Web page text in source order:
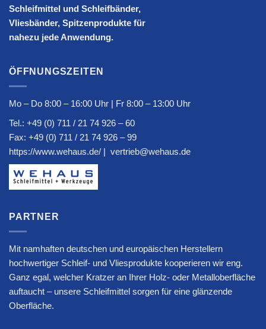
Schleifmittel und Schleifbänder,
Vliesbänder, Spitzenprodukte für
nahezu jede Anwendung.
ÖFFNUNGSZEITEN
Mo – Do 8:00 – 16:00 Uhr | Fr 8:00 – 13:00 Uhr
Tel.: +49 (0) 711 / 21 74 926 – 60
Fax: +49 (0) 711 / 21 74 926 – 99
https://www.wehaus.de/ | vertrieb@wehaus.de
PARTNER
Mit namhaften deutschen und europäischen Herstellern
hochwertiger Schleif- und Vliesprodukte kooperieren wir eng.
Ganz egal, welcher Kratzer an Ihrer Holz- oder Metalloberfläche
auftaucht – unsere Schleifmittel sorgen für eine glänzende
Oberfläche.